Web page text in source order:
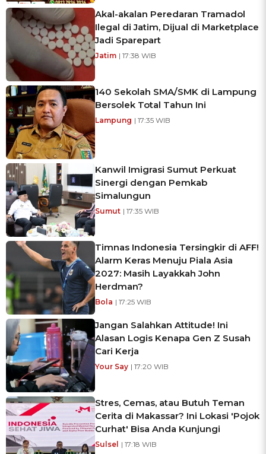
Akal-akalan Peredaran Tramadol
Ilegal di Jatim, Dijual di Marketplace
Jadi Sparepart
Jatim | 17:38 WIB
140 Sekolah SMA/SMK di Lampung
Bersolek Total Tahun Ini
Lampung | 17:35 WIB
Kanwil Imigrasi Sumut Perkuat
Sinergi dengan Pemkab
Simalungun
Sumut | 17:35 WIB
Timnas Indonesia Tersingkir di AFF!
Alarm Keras Menuju Piala Asia
2027: Masih Layakkah John
Herdman?
Bola | 17:25 WIB
Jangan Salahkan Attitude! Ini
Alasan Logis Kenapa Gen Z Susah
Cari Kerja
Your Say | 17:20 WIB
Stres, Cemas, atau Butuh Teman
Cerita di Makassar? Ini Lokasi 'Pojok
Curhat' Bisa Anda Kunjungi
Sulsel | 17:18 WIB